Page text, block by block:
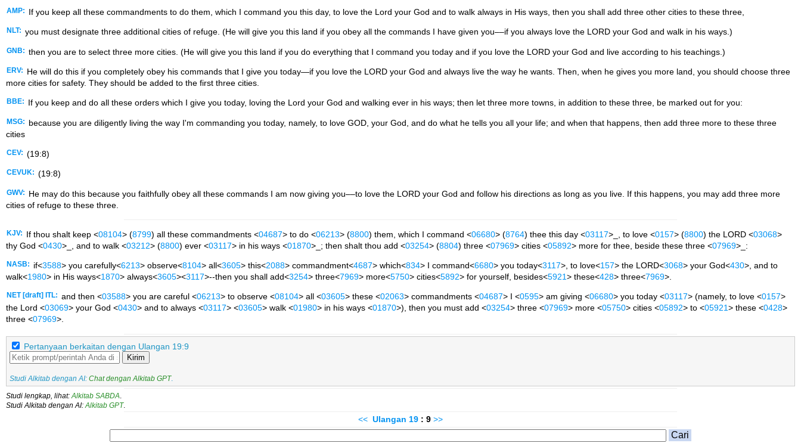
AMP: If you keep all these commandments to do them, which I command you this day, to love the Lord your God and to walk always in His ways, then you shall add three other cities to these three,
NLT: you must designate three additional cities of refuge. (He will give you this land if you obey all the commands I have given you––if you always love the LORD your God and walk in his ways.)
GNB: then you are to select three more cities. (He will give you this land if you do everything that I command you today and if you love the LORD your God and live according to his teachings.)
ERV:
He will do this if you completely obey his commands that I give you today—if you love the LORD your God and always live the way he wants. Then, when he gives you more land, you should choose three
more cities for safety. They should be added to the first three cities.
BBE: If you keep and do all these orders which I give you today, loving the Lord your God and walking ever in his ways; then let three more towns, in addition to these three, be marked out for you:
MSG:
because you are diligently living the way I'm commanding you today, namely, to love GOD, your God, and do what he tells you all your life; and when that happens, then add three more to these three
cities
CEV: (19:8)
CEVUK: (19:8)
GWV:
He may do this because you faithfully obey all these commands I am now giving you––to love the LORD your God and follow his directions as long as you live. If this happens, you may add three more
cities of refuge to these three.
KJV: If thou shalt keep <08104> (8799) all these commandments <04687> to do <06213> (8800) them, which I command <06680> (8764) thee this day <03117>_, to love <0157> (8800) the LORD <03068>
thy God <0430>_, and to walk <03212> (8800) ever <03117> in his ways <01870>_; then shalt thou add <03254> (8804) three <07969> cities <05892> more for thee, beside these three <07969>_:
NASB: if<3588> you carefully<6213> observe<8104> all<3605> this<2088> commandment<4687> which<834> I command<6680> you today<3117>, to love<157> the LORD<3068> your God<430>, and to
walk<1980> in His ways<1870> always<3605><3117>--then you shall add<3254> three<7969> more<5750> cities<5892> for yourself, besides<5921> these<428> three<7969>.
NET [draft] ITL: and then <03588> you are careful <06213> to observe <08104> all <03605> these <02063> commandments <04687> I <0595> am giving <06680> you today <03117> (namely, to love <0157>
the Lord <03069> your God <0430> and to always <03117> <03605> walk <01980> in his ways <01870>), then you must add <03254> three <07969> more <05750> cities <05892> to <05921> these <0428>
three <07969>.
Pertanyaan berkaitan dengan Ulangan 19:9
Kirim
Studi Alkitab dengan AI: Chat dengan Alkitab GPT.
Studi lengkap, lihat: Alkitab SABDA
Studi Alkitab dengan AI: Alkitab GPT.
<< Ulangan 19 : 9 >>